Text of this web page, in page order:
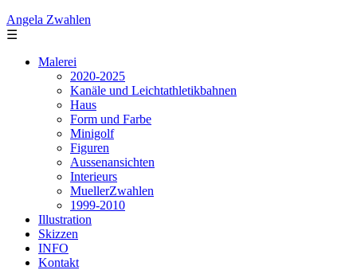
Angela Zwahlen
☰
Malerei
2020-2025
Kanäle und Leichtathletikbahnen
Haus
Form und Farbe
Minigolf
Figuren
Aussenansichten
Interieurs
MuellerZwahlen
1999-2010
Illustration
Skizzen
INFO
Kontakt